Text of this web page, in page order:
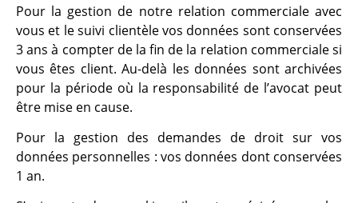
Pour la gestion de notre relation commerciale avec
vous et le suivi clientèle vos données sont conservées
3 ans à compter de la fin de la relation commerciale si
vous êtes client. Au-delà les données sont archivées
pour la période où la responsabilité de l’avocat peut
être mise en cause.
Pour la gestion des demandes de droit sur vos
données personnelles : vos données dont conservées
1 an.